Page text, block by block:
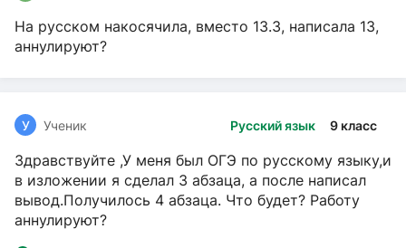
На русском накосячила, вместо 13.3, написала 13,
аннулируют?
Русский язык 9 класс
У Ученик
Здравствуйте ,У меня был ОГЭ по русскому языку,и
в изложении я сделал 3 абзаца, а после написал
вывод.Получилось 4 абзаца. Что будет? Работу
аннулируют?